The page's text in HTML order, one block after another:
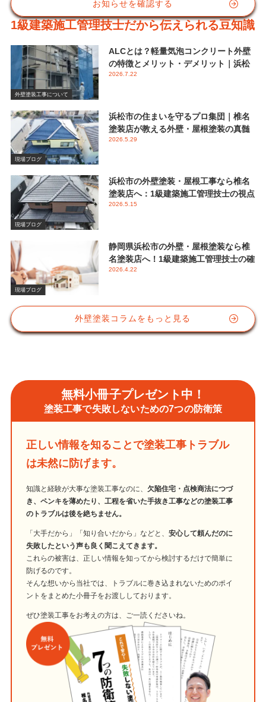
お知らせを確認する
1級建築施工管理技士だから伝えられる豆知識
外壁塗装工事について
ALCとは？軽量気泡コンクリート外壁
の特徴とメリット・デメリット｜浜松
市 椎名塗装店
2026.7.22
現場ブログ
浜松市の住まいを守るプロ集団｜椎名
塗装店が教える外壁・屋根塗装の真髄
と失敗しない業者選び
2026.5.29
現場ブログ
浜松市の外壁塗装・屋根工事なら椎名
塗装店へ：1級建築施工管理技士の視点
で伝える後悔しないメンテナンス
2026.5.15
現場ブログ
静岡県浜松市の外壁・屋根塗装なら椎
名塗装店へ！1級建築施工管理技士の確
かな視点と屋根塗装におけるシリコン
2026.4.22
外壁塗装コラムをもっと見る
無料小冊子プレゼント中！
塗装工事で失敗しないための7つの防衛策
正しい情報を知ることで塗装工事トラブル
は未然に防げます。
知識と経験が大事な塗装工事なのに、 欠陥住宅・点検商法につづ
き、ペンキを薄めたり、工程を省いた手抜き工事などの塗装工事
のトラブルは後を絶ちません。
「大手だから」「知り合いだから」などと、安心して頼んだのに
失敗したという声も良く聞こえてきます。
これらの被害は、正しい情報を知ってから検討するだけで簡単に
防げるのです。
そんな想いから当社では、トラブルに巻き込まれないためのポイ
ントをまとめた小冊子をお渡ししております。
ぜひ塗装工事をお考えの方は、ご一読くださいね。